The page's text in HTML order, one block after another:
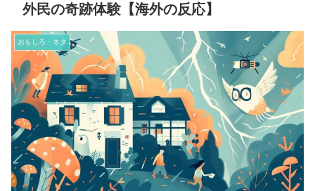
外民の奇跡体験【海外の反応】
おもしろ・ネタ